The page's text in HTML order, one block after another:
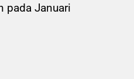
pada Januari